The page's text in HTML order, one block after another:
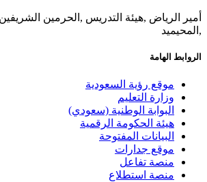
أمير الرياض ,هيئة التدريس ,الحرمين
,المحيميد
الروابط الهامة
موقع رؤية السعودية
وزارة التعليم
البوابة الوطنية (سعودي)
هيئة الحكومة الرقمية
البيانات المفتوحة
موقع جدارات
منصة تفاعل
منصة استطلاع